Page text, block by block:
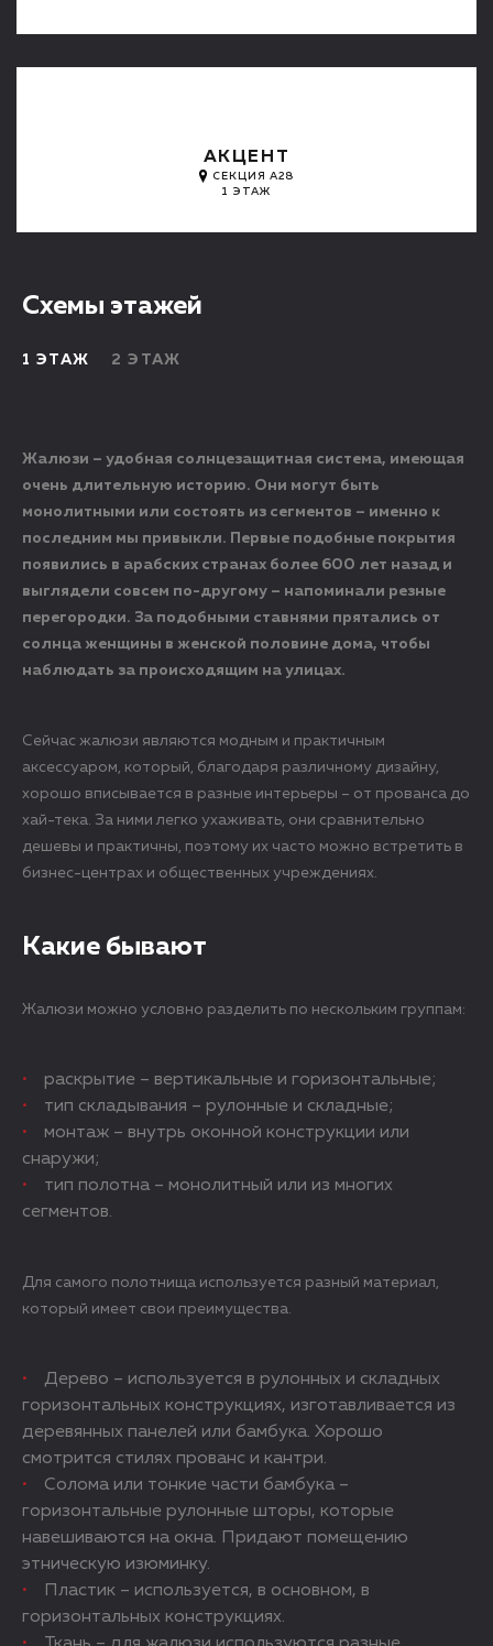
АКЦЕНТ
СЕКЦИЯ А28
1 ЭТАЖ
Схемы этажей
1 ЭТАЖ 2 ЭТАЖ
Жалюзи – удобная солнцезащитная система, имеющая
очень длительную историю. Они могут быть
монолитными или состоять из сегментов – именно к
последним мы привыкли. Первые подобные покрытия
появились в арабских странах более 600 лет назад и
выглядели совсем по-другому – напоминали резные
перегородки. За подобными ставнями прятались от
солнца женщины в женской половине дома, чтобы
наблюдать за происходящим на улицах.
Сейчас жалюзи являются модным и практичным
аксессуаром, который, благодаря различному дизайну,
хорошо вписывается в разные интерьеры – от прованса до
хай-тека. За ними легко ухаживать, они сравнительно
дешевы и практичны, поэтому их часто можно встретить в
бизнес-центрах и общественных учреждениях.
Какие бывают
Жалюзи можно условно разделить по нескольким группам:
раскрытие – вертикальные и горизонтальные;
тип складывания – рулонные и складные;
монтаж – внутрь оконной конструкции или
снаружи;
тип полотна – монолитный или из многих
сегментов.
Для самого полотнища используется разный материал,
который имеет свои преимущества.
Дерево – используется в рулонных и складных
горизонтальных конструкциях, изготавливается из
деревянных панелей или бамбука. Хорошо
смотрится стилях прованс и кантри.
Солома или тонкие части бамбука –
горизонтальные рулонные шторы, которые
навешиваются на окна. Придают помещению
этническую изюминку.
Пластик – используется, в основном, в
горизонтальных конструкциях.